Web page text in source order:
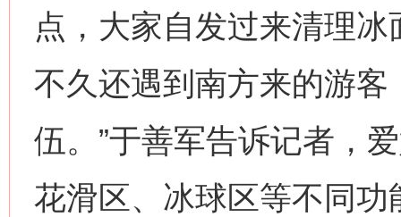
点，大家自发过来清理
不久还遇到南方来的游
伍。”于善军告诉记者，
花滑区、冰球区等不同
网上购药对药下症？